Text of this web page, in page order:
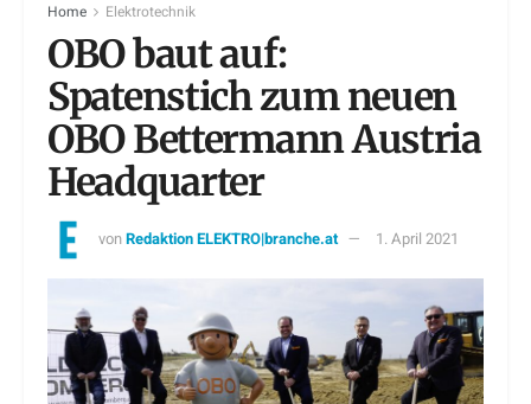
Home Elektrotechnik
OBO baut auf:
Spatenstich zum neuen
OBO Bettermann Austria
Headquarter
vonRedaktion ELEKTRO|branche.at 1. April 2021